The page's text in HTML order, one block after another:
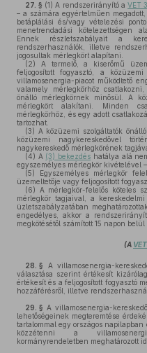
27. § (1) A rendszerirányító aVET
– a számára egyértelműen
betáplálási és/vagy vételezési
menetrendadási kötelezettségen
Ennek részletszabályait a
rendszerhasználók, illetve
jogosultak mérlegkört alapítani.
(2) A termelő, a kiserőmű
feljogosított fogyasztó, a
villamosenergia-piacot működtető
valamely mérlegkörhöz
önálló mérlegkörnek minősül. A
mérlegkört alakítani. Minden
mérlegkörhöz, és egy adott
tartozhat.
(3) A közüzemi szolgáltatók
közüzemi nagykereskedővel
nagykereskedő mérlegkörének
(4) A (3) bekezdés hatálya alá
egyszemélyes mérlegkör kivételével
(5) Egyszemélyes mérlegkör
üzemeltetője vagy feljogosított
(6) A mérlegkör-felelős köteles
mérlegkör tagjaival, a
üzletszabályzatában
engedélyes, akkor a
megkötésétől számított 15 napon
(A
28. § A villamosenergia-
választása szerint értékesít
értékesít és a feljogosított fogyasztó
hozzáférésről, illetve
29. § A villamosenergia-
lehetőségeinek megteremtése
tartalommal egy országos
közzétenni a
kormányrendeletben meghatározott